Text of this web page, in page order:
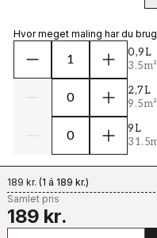
Hvor meget maling har du
0,9L
2,7L
9L
189 kr. (1 á 189 kr.)
Samlet pris
189 kr.